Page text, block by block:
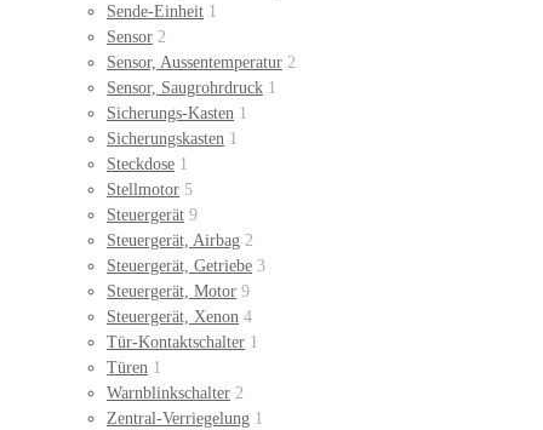
Sende-Einheit 1
Sensor 2
Sensor, Aussentemperatur 2
Sensor, Saugrohrdruck 1
Sicherungs-Kasten 1
Sicherungskasten 1
Steckdose 1
Stellmotor 5
Steuergerät 9
Steuergerät, Airbag 2
Steuergerät, Getriebe 3
Steuergerät, Motor 9
Steuergerät, Xenon 4
Tür-Kontaktschalter 1
Türen 1
Warnblinkschalter 2
Zentral-Verriegelung 1